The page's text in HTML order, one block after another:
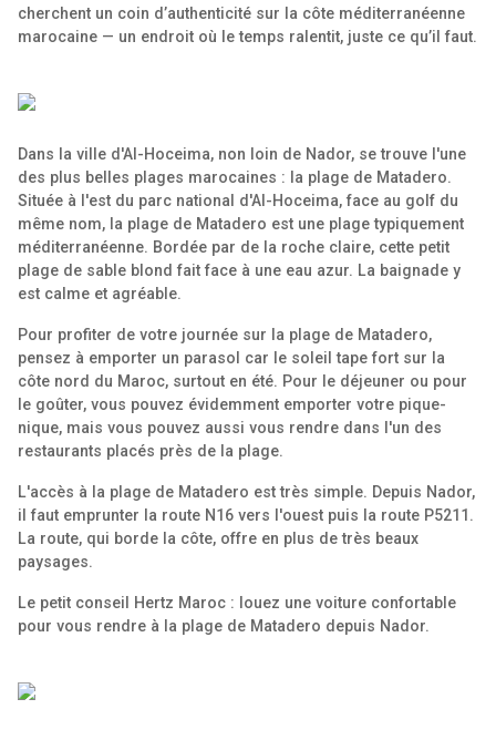
cherchent un coin d’authenticité sur la côte méditerranéenne
marocaine — un endroit où le temps ralentit, juste ce qu’il faut.
Dans la ville d'Al-Hoceima, non loin de Nador, se trouve l'une
des plus belles plages marocaines : la plage de Matadero.
Située à l'est du parc national d'Al-Hoceima, face au golf du
même nom, la plage de Matadero est une plage typiquement
méditerranéenne. Bordée par de la roche claire, cette petit
plage de sable blond fait face à une eau azur. La baignade y
est calme et agréable.
Pour profiter de votre journée sur la plage de Matadero,
pensez à emporter un parasol car le soleil tape fort sur la
côte nord du Maroc, surtout en été. Pour le déjeuner ou pour
le goûter, vous pouvez évidemment emporter votre pique-
nique, mais vous pouvez aussi vous rendre dans l'un des
restaurants placés près de la plage.
L'accès à la plage de Matadero est très simple. Depuis Nador,
il faut emprunter la route N16 vers l'ouest puis la route P5211.
La route, qui borde la côte, offre en plus de très beaux
paysages.
Le petit conseil Hertz Maroc : louez une voiture confortable
pour vous rendre à la plage de Matadero depuis Nador.